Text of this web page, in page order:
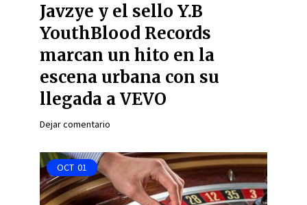
Javzye y el sello Y.B
YouthBlood Records
marcan un hito en la
escena urbana con su
llegada a VEVO
Dejar comentario
OCT 01